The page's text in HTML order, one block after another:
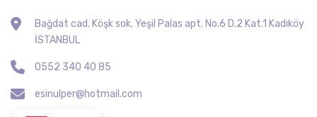
Bağdat cad. Köşk sok. Yeşil Palas apt. No.6 D.2 Kat.1 Kadıköy
İSTANBUL
0552 340 40 85
esinulper@hotmail.com